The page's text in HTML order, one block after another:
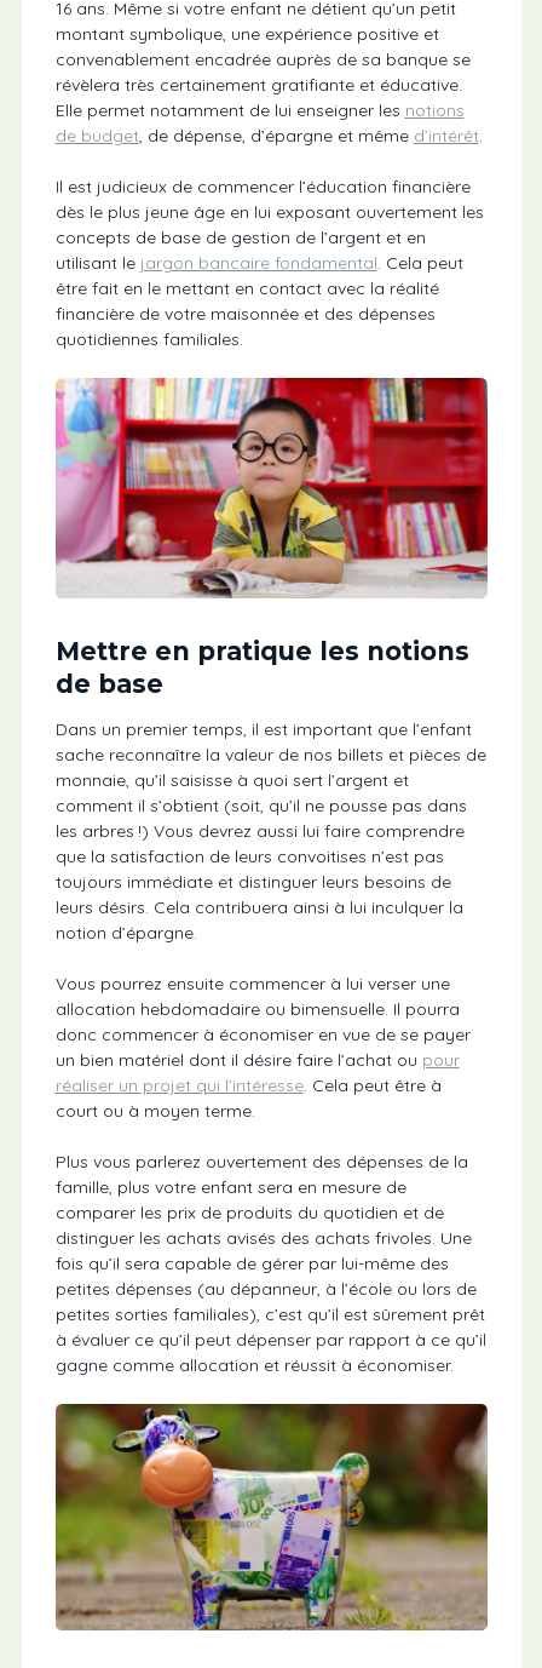
16 ans. Même si votre enfant ne détient qu’un petit
montant symbolique, une expérience positive et
convenablement encadrée auprès de sa banque se
révèlera très certainement gratifiante et éducative.
Elle permet notamment de lui enseigner les notions
de budget , de dépense, d’épargne et même d’intérêt
Il est judicieux de commencer l’éducation financière
dès le plus jeune âge en lui exposant ouvertement les
concepts de base de gestion de l’argent et en
utilisant le jargon bancaire fondamental . Cela peut
être fait en le mettant en contact avec la réalité
financière de votre maisonnée et des dépenses
quotidiennes familiales.
Mettre en pratique les notions
de base
Dans un premier temps, il est important que l’enfant
sache reconnaître la valeur de nos billets et pièces de
monnaie, qu’il saisisse à quoi sert l’argent et
comment il s’obtient (soit, qu’il ne pousse pas dans
les arbres !) Vous devrez aussi lui faire comprendre
que la satisfaction de leurs convoitises n’est pas
toujours immédiate et distinguer leurs besoins de
leurs désirs. Cela contribuera ainsi à lui inculquer la
notion d’épargne.
Vous pourrez ensuite commencer à lui verser une
allocation hebdomadaire ou bimensuelle. Il pourra
donc commencer à économiser en vue de se payer
un bien matériel dont il désire faire l’achat ou pour
réaliser un projet qui l’intéresse. Cela peut être à
court ou à moyen terme.
Plus vous parlerez ouvertement des dépenses de la
famille, plus votre enfant sera en mesure de
comparer les prix de produits du quotidien et de
distinguer les achats avisés des achats frivoles. Une
fois qu’il sera capable de gérer par lui-même des
petites dépenses (au dépanneur, à l’école ou lors de
petites sorties familiales), c’est qu’il est sûrement prêt
à évaluer ce qu’il peut dépenser par rapport à ce qu’il
gagne comme allocation et réussit à économiser.